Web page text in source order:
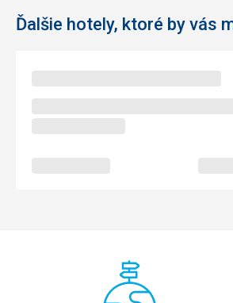
Ďalšie hotely, ktoré by vás